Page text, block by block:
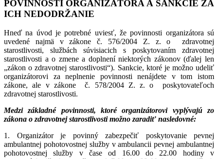
POVINNOSTI ORGANIZÁTORA A SANKCIE ZA
ICH NEDODRŽANIE
Hneď na úvod je potrebné uviesť, že povinnosti organizátora sú
uvedené najmä v zákone č. 576/2004 Z. z. o zdravotnej
starostlivosti, službách súvisiacich s poskytovaním zdravotnej
starostlivosti a o zmene a doplnení niektorých zákonov (ďalej len
„zákon o zdravotnej starostlivosti“). Sankcie, ktoré je možno udeliť
organizátorovi za neplnenie povinnosti nenájdete v tom istom
zákone, ale v zákone č. 578/2004 Z. z. o poskytovateľoch
zdravotnej starostlivosti.
Medzi základné povinnosti, ktoré organizátorovi vyplývajú zo
zákona o zdravotnej starostlivosti možno zaradiť nasledovné:
1. Organizátor je povinný zabezpečiť poskytovanie pevnej
ambulantnej pohotovostnej služby v ambulancii pevnej ambulantnej
pohotovostnej služby v čase od 16.00 do 22.00 hodiny v